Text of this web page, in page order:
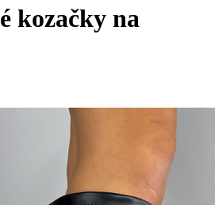
kozačky na